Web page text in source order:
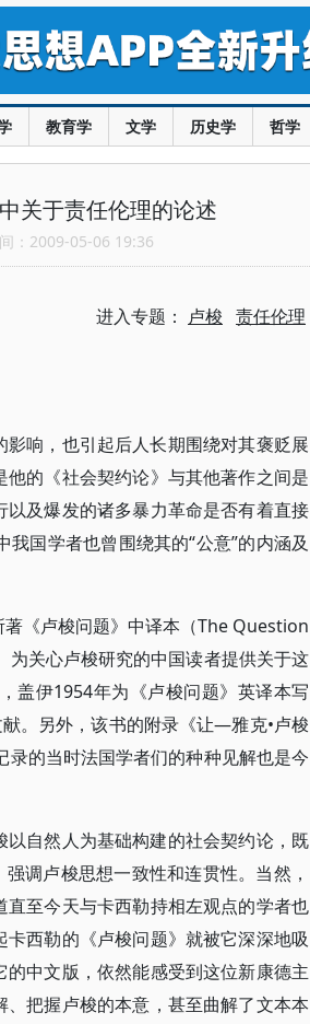
教育学 文学 历史学 哲学
关于责任伦理的论述
：2009-05-06 19:36
进入专题： 卢梭 责任伦理
响，也引起后人长期围绕对其褒贬展
的《社会契约论》与其他著作之间是
及爆发的诸多暴力革命是否有着直接
国学者也曾围绕其的“公意”的内涵及
《卢梭问题》中译本（The Question
为关心卢梭研究的中国读者提供关于这
盖伊1954年为《卢梭问题》英译本写
。另外，该书的附录《让—雅克•卢梭
的当时法国学者们的种种见解也是今
自然人为基础构建的社会契约论，既
调卢梭思想一致性和连贯性。当然，
至今天与卡西勒持相左观点的学者也
西勒的《卢梭问题》就被它深深地吸
中文版，依然能感受到这位新康德主
把握卢梭的本意，甚至曲解了文本本